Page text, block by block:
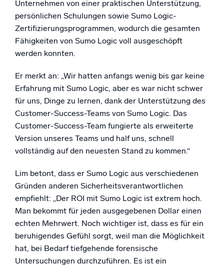
Unternehmen von einer praktischen Unterstützung,
persönlichen Schulungen sowie Sumo Logic-
Zertifizierungsprogrammen, wodurch die gesamten
Fähigkeiten von Sumo Logic voll ausgeschöpft
werden konnten.
Er merkt an: „Wir hatten anfangs wenig bis gar keine
Erfahrung mit Sumo Logic, aber es war nicht schwer
für uns, Dinge zu lernen, dank der Unterstützung des
Customer-Success-Teams von Sumo Logic. Das
Customer-Success-Team fungierte als erweiterte
Version unseres Teams und half uns, schnell
vollständig auf den neuesten Stand zu kommen.“
Lim betont, dass er Sumo Logic aus verschiedenen
Gründen anderen Sicherheitsverantwortlichen
empfiehlt: „Der ROI mit Sumo Logic ist extrem hoch.
Man bekommt für jeden ausgegebenen Dollar einen
echten Mehrwert. Noch wichtiger ist, dass es für ein
beruhigendes Gefühl sorgt, weil man die Möglichkeit
hat, bei Bedarf tiefgehende forensische
Untersuchungen durchzuführen. Es ist ein